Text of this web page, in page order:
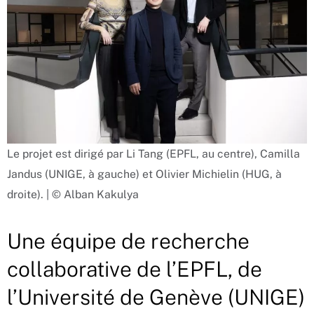
Le projet est dirigé par Li Tang (EPFL, au centre), Camilla
Jandus (UNIGE, à gauche) et Olivier Michielin (HUG, à
droite). | © Alban Kakulya
Une équipe de recherche
collaborative de l’EPFL, de
l’Université de Genève (UNIGE)